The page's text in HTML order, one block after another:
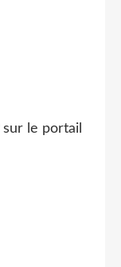
sur le portail